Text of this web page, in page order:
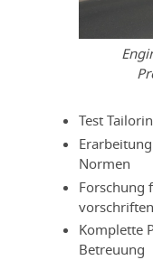
Test
Normen
Forschung
vorschriften
Komplette
Betreuung